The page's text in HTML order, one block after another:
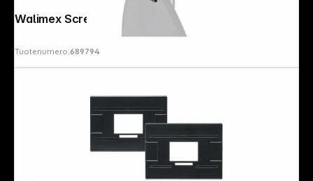
Walimex Screw Clamp
Tuotenumero:689794
Follow us on